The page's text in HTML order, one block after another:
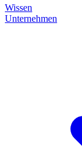
Wissen
Unternehmen